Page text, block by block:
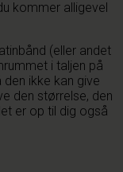
kommer alligevel
(eller andet
i taljen på
ikke kan give
den størrelse, den
er op til dig også